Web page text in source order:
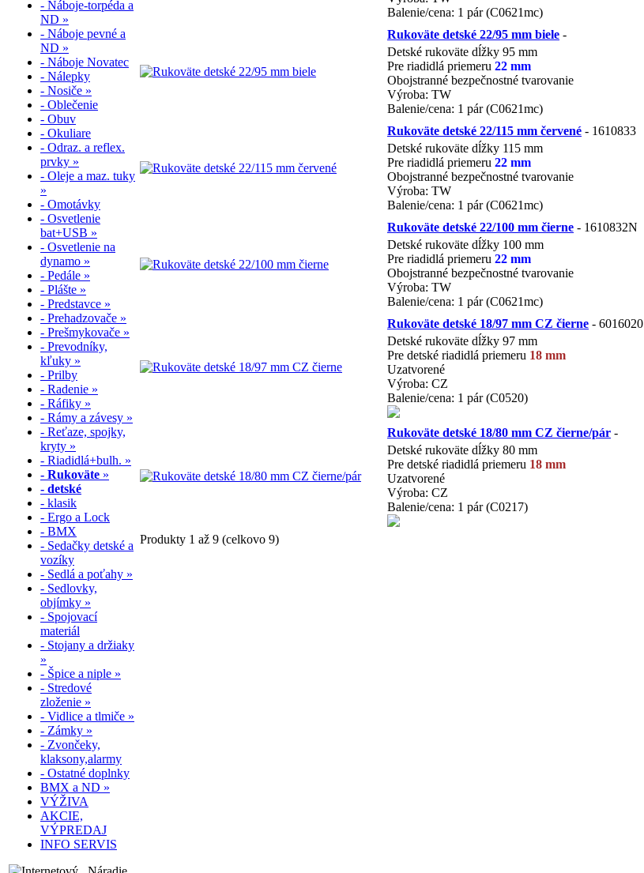
- Náboje-torpéda a
ND »
- Náboje pevné a
ND »
- Náboje Novatec
- Nálepky
- Nosiče »
- Oblečenie
- Obuv
- Okuliare
- Odraz. a reflex.
prvky »
- Oleje a maz. tuky
»
- Omotávky
- Osvetlenie
bat+USB »
- Osvetlenie na
dynamo »
- Pedále »
- Plášte »
- Predstavce »
- Prehadzovače »
- Prešmykovače »
- Prevodníky,
kľuky »
- Prilby
- Radenie »
- Ráfiky »
- Rámy a závesy »
- Reťaze, spojky,
kryty »
- Riadidlá+bulh. »
- Rukoväte »
- detské
- klasik
- Ergo a Lock
- BMX
- Sedačky detské a
vozíky
- Sedlá a poťahy »
- Sedlovky,
objímky »
- Spojovací
materiál
- Stojany a držiaky
»
- Špice a niple »
- Stredové
zloženie »
- Vidlice a tlmiče »
- Zámky »
- Zvončeky,
klaksony,alarmy
- Ostatné doplnky
BMX a ND »
VÝŽIVA
AKCIE,
VÝPREDAJ
INFO SERVIS
Balenie/cena: 1 pár (C0621mc)
Rukoväte detské 22/95 mm biele -
Detské rukoväte dĺžky 95 mm
Pre riadidlá priemeru 22 mm
Obojstranné bezpečnostné tvarovanie
Výroba: TW
Balenie/cena: 1 pár (C0621mc)
Rukoväte detské 22/115 mm červené - 1610833
Detské rukoväte dĺžky 115 mm
Pre riadidlá priemeru 22 mm
Obojstranné bezpečnostné tvarovanie
Výroba: TW
Balenie/cena: 1 pár (C0621mc)
Rukoväte detské 22/100 mm čierne - 1610832N
Detské rukoväte dĺžky 100 mm
Pre riadidlá priemeru 22 mm
Obojstranné bezpečnostné tvarovanie
Výroba: TW
Balenie/cena: 1 pár (C0621mc)
Rukoväte detské 18/97 mm CZ čierne - 6016020
Detské rukoväte dĺžky 97 mm
Pre detské riadidlá priemeru 18 mm
Uzatvorené
Výroba: CZ
Balenie/cena: 1 pár (C0520)
Rukoväte detské 18/80 mm CZ čierne/pár -
Detské rukoväte dĺžky 80 mm
Pre detské riadidlá priemeru 18 mm
Uzatvorené
Výroba: CZ
Balenie/cena: 1 pár (C0217)
Produkty 1 až 9 (celkovo 9)